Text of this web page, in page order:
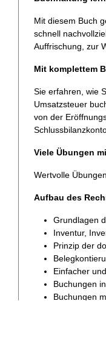
Mit diesem Buch
schnell
Auffrischung, zur
Mit komplettem
Sie erfahren, wie
Umsatzsteuer
von der
Viele Übungen
Wertvolle
Aufbau des
Grundlagen
Inventur,
Prinzip der
Einfacher
Buchungen
Buchungen